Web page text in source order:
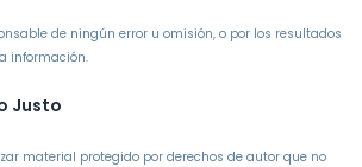
de ningún error u omisión, o por los resultados
información.
Justo
material protegido por derechos de autor que no